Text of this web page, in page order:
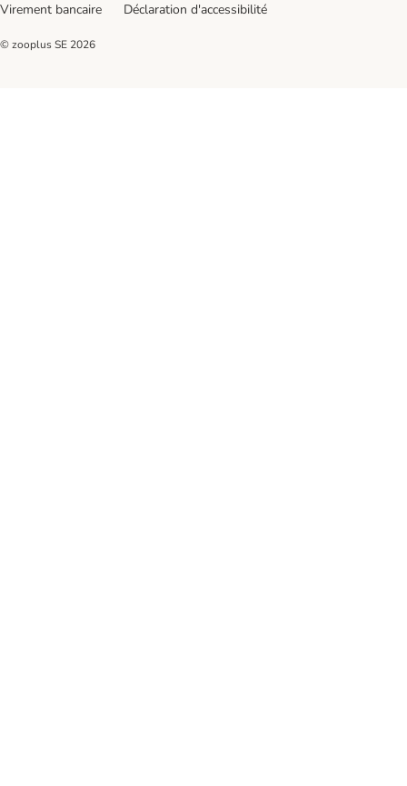
Virement bancaire
Déclaration d'accessibilité
© zooplus SE 2026